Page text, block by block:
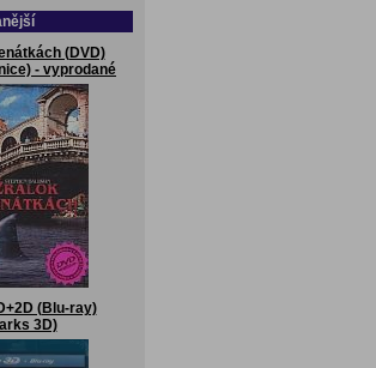
(DVD)
- vyprodané
(Blu-ray)
3D)